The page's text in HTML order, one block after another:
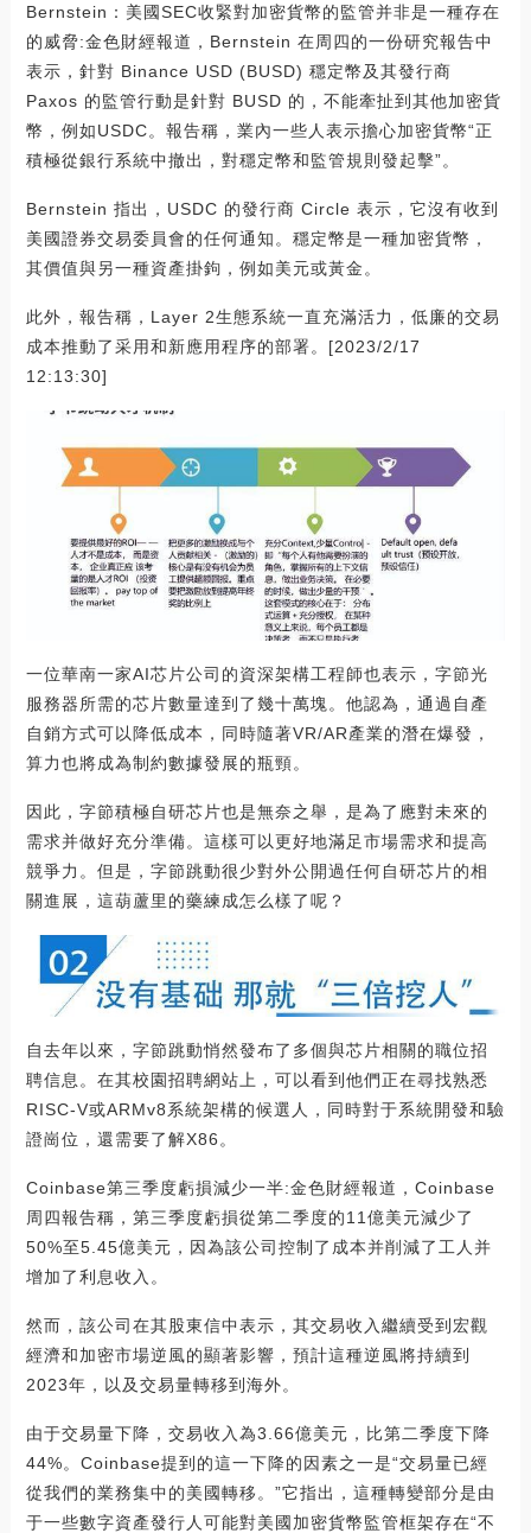
Bernstein：美國SEC收緊對加密貨幣的監管并非是一種存在
的威脅:金色財經報道，Bernstein 在周四的一份研究報告中
表示，針對 Binance USD (BUSD) 穩定幣及其發行商
Paxos 的監管行動是針對 BUSD 的，不能牽扯到其他加密貨
幣，例如USDC。報告稱，業內一些人表示擔心加密貨幣“正
積極從銀行系統中撤出，對穩定幣和監管規則發起擊”。
Bernstein 指出，USDC 的發行商 Circle 表示，它沒有收到
美國證券交易委員會的任何通知。穩定幣是一種加密貨幣，
其價值與另一種資產掛鉤，例如美元或黃金。
此外，報告稱，Layer 2生態系統一直充滿活力，低廉的交易
成本推動了采用和新應用程序的部署。[2023/2/17
12:13:30]
一位華南一家AI芯片公司的資深架構工程師也表示，字節光
服務器所需的芯片數量達到了幾十萬塊。他認為，通過自產
自銷方式可以降低成本，同時隨著VR/AR產業的潛在爆發，
算力也將成為制約數據發展的瓶頸。
因此，字節積極自研芯片也是無奈之舉，是為了應對未來的
需求并做好充分準備。這樣可以更好地滿足市場需求和提高
競爭力。但是，字節跳動很少對外公開過任何自研芯片的相
關進展，這葫蘆里的藥練成怎么樣了呢？
自去年以來，字節跳動悄然發布了多個與芯片相關的職位招
聘信息。在其校園招聘網站上，可以看到他們正在尋找熟悉
RISC-V或ARMv8系統架構的候選人，同時對于系統開發和驗
證崗位，還需要了解X86。
Coinbase第三季度虧損減少一半:金色財經報道，Coinbase
周四報告稱，第三季度虧損從第二季度的11億美元減少了
50%至5.45億美元，因為該公司控制了成本并削減了工人并
增加了利息收入。
然而，該公司在其股東信中表示，其交易收入繼續受到宏觀
經濟和加密市場逆風的顯著影響，預計這種逆風將持續到
2023年，以及交易量轉移到海外。
由于交易量下降，交易收入為3.66億美元，比第二季度下降
44%。Coinbase提到的這一下降的因素之一是“交易量已經
從我們的業務集中的美國轉移。”它指出，這種轉變部分是由
于一些數字資產發行人可能對美國加密貨幣監管框架存在“不